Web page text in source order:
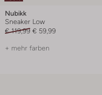
Nubikk
Sneaker Low
€ 119,99 € 59,99
+ mehr farben